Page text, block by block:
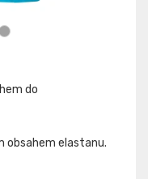
do
obsahem elastanu.